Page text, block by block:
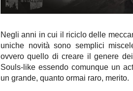
Negli anni in cui il riciclo delle
uniche novità sono semplici
ovvero quello di creare il genere
Souls-like essendo comunque un
un grande, quanto ormai raro, merito.